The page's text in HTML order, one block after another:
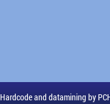
Hardcode and datamining by